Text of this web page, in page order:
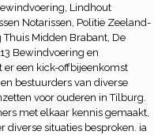
Lindhout
Notarissen, Politie Zeeland-
Thuis Midden Brabant, De
Bewindvoering en
er een kick-offbijeenkomst
bestuurders van diverse
voor ouderen in Tilburg.
met elkaar kennis gemaakt,
situaties besproken. ia